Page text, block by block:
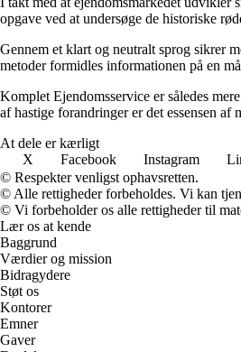
opgave ved at undersøge de historiske
Gennem et klart og neutralt sprog sikrer
metoder formidles informationen på en
Komplet Ejendomsservice er således
af hastige forandringer er det essensen
At dele er kærligt
X
Facebook Instagram
© Respekter venligst ophavsretten.
© Alle rettigheder forbeholdes. Vi kan
© Vi forbeholder os alle rettigheder til
Lær os at kende
Baggrund
Værdier og mission
Bidragydere
Støt os
Kontorer
Emner
Gaver